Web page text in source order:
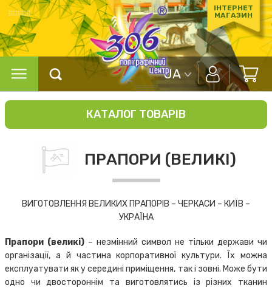
ІНТЕРНЕТ
МАГАЗИН
UA
КАТАЛОГ ТОВАРІВ
ПРАПОРИ (ВЕЛИКІ)
ВИГОТОВЛЕННЯ ВЕЛИКИХ ПРАПОРІВ – ЧЕРКАСИ – КИЇВ –
УКРАЇНА
Прапори (великі) – незмінний символ не тільки держави чи
організації, а й частина корпоративної культури. Їх можна
експлуатувати як у середині приміщення, так і зовні. Може бути
одно чи двостороннім та виготовлятись із різних тканин